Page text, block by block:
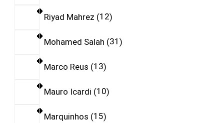
Riyad Mahrez 12
Mohamed Salah 31
Marco Reus 13
Mauro Icardi 10
Marquinhos 15